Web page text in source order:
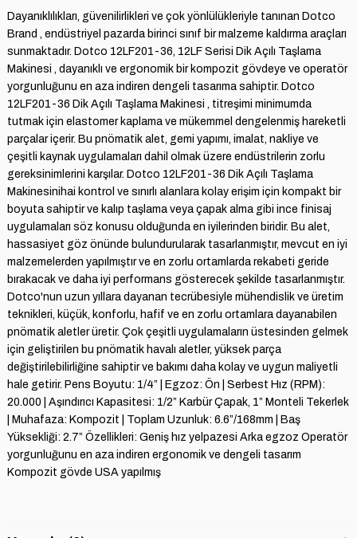
Dayanıklılıkları, güvenilirlikleri ve çok yönlülükleriyle tanınan Dotco
Brand , endüstriyel pazarda birinci sınıf bir malzeme kaldırma araçları
sunmaktadır. Dotco 12LF201-36, 12LF Serisi Dik Açılı Taşlama
Makinesi , dayanıklı ve ergonomik bir kompozit gövdeye ve operatör
yorgunluğunu en aza indiren dengeli tasarıma sahiptir. Dotco
12LF201-36 Dik Açılı Taşlama Makinesi , titreşimi minimumda
tutmak için elastomer kaplama ve mükemmel dengelenmiş hareketli
parçalar içerir. Bu pnömatik alet, gemi yapımı, imalat, nakliye ve
çeşitli kaynak uygulamaları dahil olmak üzere endüstrilerin zorlu
gereksinimlerini karşılar. Dotco 12LF201-36 Dik Açılı Taşlama
Makinesinihai kontrol ve sınırlı alanlara kolay erişim için kompakt bir
boyuta sahiptir ve kalıp taşlama veya çapak alma gibi ince finisaj
uygulamaları söz konusu olduğunda en iyilerinden biridir. Bu alet,
hassasiyet göz önünde bulundurularak tasarlanmıştır, mevcut en iyi
malzemelerden yapılmıştır ve en zorlu ortamlarda rekabeti geride
bırakacak ve daha iyi performans gösterecek şekilde tasarlanmıştır.
Dotco'nun uzun yıllara dayanan tecrübesiyle mühendislik ve üretim
teknikleri, küçük, konforlu, hafif ve en zorlu ortamlara dayanabilen
pnömatik aletler üretir. Çok çeşitli uygulamaların üstesinden gelmek
için geliştirilen bu pnömatik havalı aletler, yüksek parça
değiştirilebilirliğine sahiptir ve bakımı daha kolay ve uygun maliyetli
hale getirir. Pens Boyutu: 1/4” | Egzoz: Ön | Serbest Hız (RPM):
20.000 | Aşındırıcı Kapasitesi: 1/2” Karbür Çapak, 1” Monteli Tekerlek
| Muhafaza: Kompozit | Toplam Uzunluk: 6.6”/168mm | Baş
Yüksekliği: 2.7” Özellikleri: Geniş hız yelpazesi Arka egzoz Operatör
yorgunluğunu en aza indiren ergonomik ve dengeli tasarım
Kompozit gövde USA yapılmış